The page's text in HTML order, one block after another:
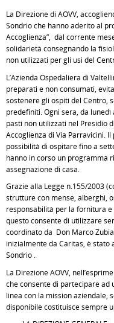
La Direzione di AOVV,
Sondrio che hanno aderito al
Accoglienza”, dal corrente
solidarietà consegnando la
non utilizzati per gli usi del
L’Azienda Ospedaliera di
preparati e non consumati,
sostenere gli ospiti del Centro,
predefiniti. Ogni sera, da
pasti non utilizzati nel Presidio
Accoglienza di Via Parravicini.
possibilità di ospitare fino a
hanno in corso un programma
assegnazione di casa.
Grazie alla Legge n.155/2003
strutture con mense, alberghi,
responsabilità per la fornitura
questo consente di utilizzare
coordinato da Don Marco
inizialmente da Caritas, è stato
Sondrio .
La Direzione AOVV,
che consente di partecipare
linea con la mission aziendale,
disponibile costituisce sempre